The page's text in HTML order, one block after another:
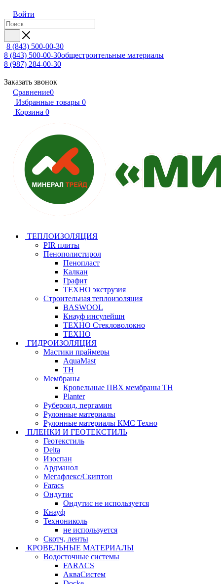
Войти
8 (843) 500-00-30
8 (843) 500-00-30общестроительные материалы
8 (987) 284-00-30
Заказать звонок
Сравнение0
Избранные товары 0
Корзина 0
ТЕПЛОИЗОЛЯЦИЯ
PIR плиты
Пенополистирол
Пенопласт
Калкан
Графит
ТЕХНО экструзия
Строительная теплоизоляция
BASWOOL
Кнауф инсулейшн
ТЕХНО Стекловолокно
ТЕХНО
ГИДРОИЗОЛЯЦИЯ
Мастики праймеры
AquaMast
ТН
Мембраны
Кровельные ПВХ мембраны ТН
Planter
Рубероид, пергамин
Рулонные материалы
Рулонные материалы КМС Техно
ПЛЕНКИ И ГЕОТЕКСТИЛЬ
Геотекстиль
Delta
Изоспан
Ардманол
Мегафлекс/Скиптон
Faracs
Ондутис
Ондутис не используется
Кнауф
Технониколь
не используется
Скотч, ленты
КРОВЕЛЬНЫЕ МАТЕРИАЛЫ
Водосточные системы
FARACS
АкваСистем